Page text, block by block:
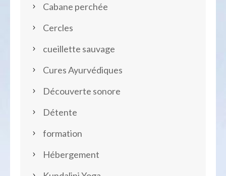
Cabane perchée
Cercles
cueillette sauvage
Cures Ayurvédiques
Découverte sonore
Détente
formation
Hébergement